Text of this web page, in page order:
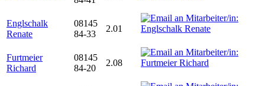
Englschalk
Renate
08145
84-33
2.01
Furtmeier
Richard
08145
84-20
2.08